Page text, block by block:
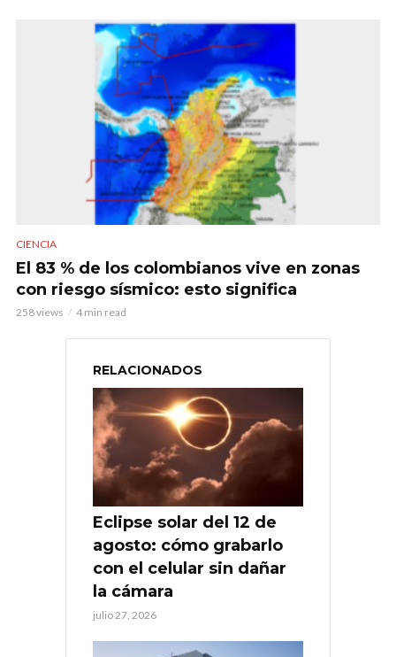
CIENCIA
El 83 % de los colombianos vive en zonas
con riesgo sísmico: esto significa
258 views 4 min read
RELACIONADOS
Eclipse solar del 12 de
agosto: cómo grabarlo
con el celular sin dañar
la cámara
julio 27, 2026